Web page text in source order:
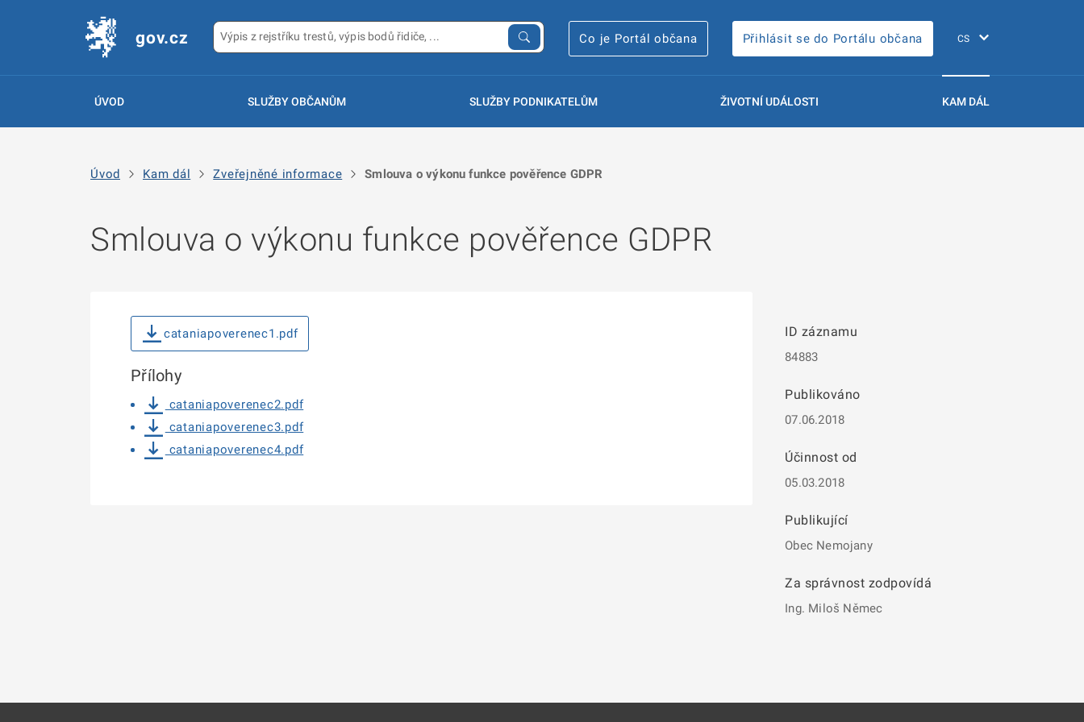
gov.cz Co je Portál občana Přihlásit se do Portálu občana
ÚVOD SLUŽBY OBČANŮM SLUŽBY PODNIKATELŮM ŽIVOTNÍ UDÁLOSTI KAM DÁL
Úvod Kam dál Zveřejněné informace Smlouva o výkonu funkce pověřence GDPR
Smlouva o výkonu funkce pověřence GDPR
ID záznamu
84883
Publikováno
07.06.2018
Účinnost od
05.03.2018
Publikující
Obec Nemojany
Za správnost zodpovídá
Ing. Miloš Němec
cataniapoverenec1.pdf
Přílohy
cataniapoverenec2.pdf
cataniapoverenec3.pdf
cataniapoverenec4.pdf